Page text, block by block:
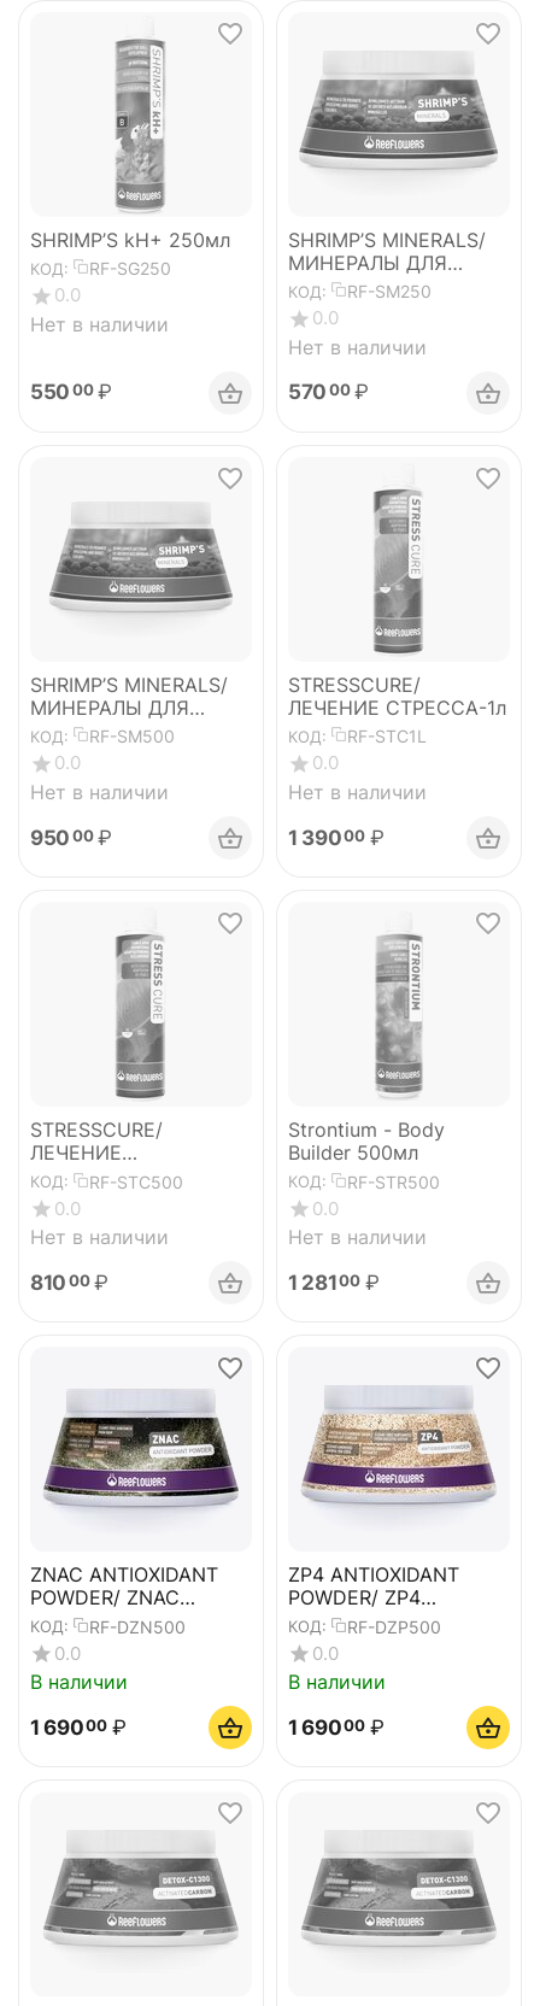
SHRIMP’S kH+ 250мл
КОД: RF-SG250
0.0
Нет в наличии
550 00 ₽
SHRIMP’S MINERALS/
МИНЕРАЛЫ ДЛЯ
ПРЕСНОВОДНЫХ
КРЕВЕТОК
КОД: RF-SM250
0.0
Нет в наличии
570 00 ₽
SHRIMP’S MINERALS/
МИНЕРАЛЫ ДЛЯ
ПРЕСНОВОДНЫХ
КРЕВЕТОК 500
КОД: RF-SM500
0.0
Нет в наличии
950 00 ₽
STRESSCURE/
ЛЕЧЕНИЕ СТРЕССА-1л
КОД: RF-STC1L
0.0
Нет в наличии
1 39000 ₽
STRESSCURE/
ЛЕЧЕНИЕ
СТРЕССА-500мл
КОД: RF-STC500
0.0
Нет в наличии
810 00 ₽
Strontium - Body
Builder 500мл
КОД: RF-STR500
0.0
Нет в наличии
1 28100 ₽
ZNAC ANTIOXIDANT
POWDER/ ZNAC
АНТИОКСИДАНТНЫЙ
ПОРОШОК
КОД: RF-DZN500
0.0
В наличии
1 69000 ₽
ZP4 ANTIOXIDANT
POWDER/ ZP4
АНТИОКСИДАНТНЫЙ
ПОРОШОК
КОД: RF-DZP500
0.0
В наличии
1 69000 ₽